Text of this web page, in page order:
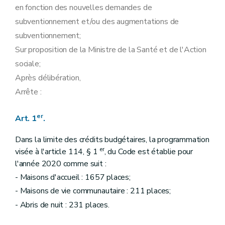
en fonction des nouvelles demandes de
subventionnement et/ou des augmentations de
subventionnement;
Sur proposition de la Ministre de la Santé et de l'Action
sociale;
Après délibération,
Arrête :
Art. 1er.
Dans la limite des crédits budgétaires, la programmation
visée à l'article 114, § 1 er, du Code est établie pour
l'année 2020 comme suit :
- Maisons d'accueil : 1657 places;
- Maisons de vie communautaire : 211 places;
- Abris de nuit : 231 places.